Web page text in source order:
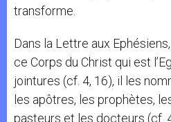
transforme.
Dans la Lettre aux
ce Corps du Christ qui est
jointures (cf. 4, 16), il les
les apôtres, les prophètes,
pasteurs et les docteurs (cf.